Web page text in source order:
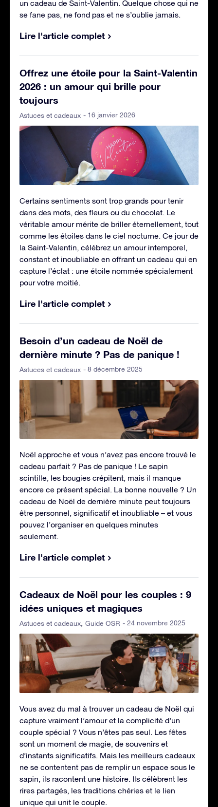
un cadeau de Saint-Valentin. Quelque chose qui ne
se fane pas, ne fond pas et ne s’oublie jamais.
Lire l'article complet
Offrez une étoile pour la Saint-Valentin
2026 : un amour qui brille pour
toujours
Astuces et cadeaux - 16 janvier 2026
Certains sentiments sont trop grands pour tenir
dans des mots, des fleurs ou du chocolat. Le
véritable amour mérite de briller éternellement, tout
comme les étoiles dans le ciel nocturne. Ce jour de
la Saint-Valentin, célébrez un amour intemporel,
constant et inoubliable en offrant un cadeau qui en
capture l’éclat : une étoile nommée spécialement
pour votre moitié.
Lire l'article complet
Besoin d’un cadeau de Noël de
dernière minute ? Pas de panique !
Astuces et cadeaux - 8 décembre 2025
Noël approche et vous n’avez pas encore trouvé le
cadeau parfait ? Pas de panique ! Le sapin
scintille, les bougies crépitent, mais il manque
encore ce présent spécial. La bonne nouvelle ? Un
cadeau de Noël de dernière minute peut toujours
être personnel, significatif et inoubliable – et vous
pouvez l’organiser en quelques minutes
seulement.
Lire l'article complet
Cadeaux de Noël pour les couples : 9
idées uniques et magiques
Astuces et cadeaux Guide OSR - 24 novembre 2025
Vous avez du mal à trouver un cadeau de Noël qui
capture vraiment l’amour et la complicité d’un
couple spécial ? Vous n’êtes pas seul. Les fêtes
sont un moment de magie, de souvenirs et
d’instants significatifs. Mais les meilleurs cadeaux
ne se contentent pas de remplir un espace sous le
sapin, ils racontent une histoire. Ils célèbrent les
rires partagés, les traditions chéries et le lien
unique qui unit le couple.